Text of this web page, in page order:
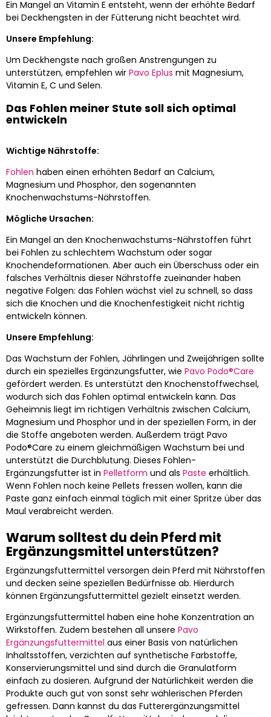
Ein Mangel an Vitamin E entsteht, wenn der erhöhte Bedarf
bei Deckhengsten in der Fütterung nicht beachtet wird.
Unsere Empfehlung:
Um Deckhengste nach großen Anstrengungen zu
unterstützen, empfehlen wir Pavo Eplus mit Magnesium,
Vitamin E, C und Selen.
Das Fohlen meiner Stute soll sich optimal
entwickeln
Wichtige Nährstoffe:
Fohlen haben einen erhöhten Bedarf an Calcium,
Magnesium und Phosphor, den sogenannten
Knochenwachstums-Nährstoffen.
Mögliche Ursachen:
Ein Mangel an den Knochenwachstums-Nährstoffen führt
bei Fohlen zu schlechtem Wachstum oder sogar
Knochendeformationen. Aber auch ein Überschuss oder ein
falsches Verhältnis dieser Nährstoffe zueinander haben
negative Folgen: das Fohlen wächst viel zu schnell, so dass
sich die Knochen und die Knochenfestigkeit nicht richtig
entwickeln können.
Unsere Empfehlung:
Das Wachstum der Fohlen, Jährlingen und Zweijährigen sollte
durch ein spezielles Ergänzungsfutter, wie Pavo Podo®Care
gefördert werden. Es unterstützt den Knochenstoffwechsel,
wodurch sich das Fohlen optimal entwickeln kann. Das
Geheimnis liegt im richtigen Verhältnis zwischen Calcium,
Magnesium und Phosphor und in der speziellen Form, in der
die Stoffe angeboten werden. Außerdem trägt Pavo
Podo®Care zu einem gleichmäßigen Wachstum bei und
unterstützt die Durchblutung. Dieses Fohlen-
Ergänzungsfutter ist in Pelletform und als Paste erhältlich.
Wenn Fohlen noch keine Pellets fressen wollen, kann die
Paste ganz einfach einmal täglich mit einer Spritze über das
Maul verabreicht werden.
Warum solltest du dein Pferd mit
Ergänzungsmittel unterstützen?
Ergänzungsfuttermittel versorgen dein Pferd mit Nährstoffen
und decken seine speziellen Bedürfnisse ab. Hierdurch
können Ergänzungsfuttermittel gezielt einsetzt werden.
Ergänzungsfuttermittel haben eine hohe Konzentration an
Wirkstoffen. Zudem bestehen all unsere Pavo
Ergänzungsfuttermittel aus einer Basis von natürlichen
Inhaltsstoffen, verzichten auf synthetische Farbstoffe,
Konservierungsmittel und sind durch die Granulatform
einfach zu dosieren. Aufgrund der Natürlichkeit werden die
Produkte auch gut von sonst sehr wählerischen Pferden
gefressen. Dann kannst du das Futterergänzungsmittel